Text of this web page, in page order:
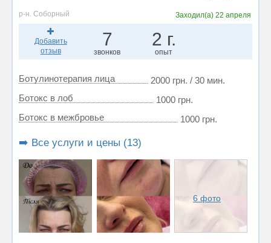
р-н. Соборный Заходил(а)22 апреля
Добавить
отзыв
7
звонков
2 г.
опыт
Ботулинотерапия лица
2000 грн. / 30 мин.
Ботокс в лоб
1000 грн.
Ботокс в межбровье
1000 грн.
➡️ Все услуги и цены (13)
6 фото